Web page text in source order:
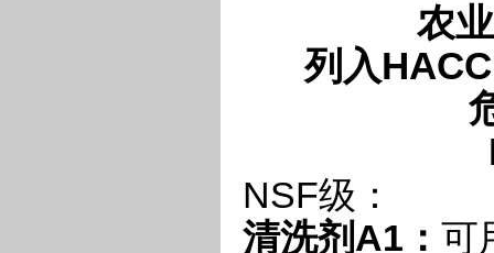
农
列入
NSF级：
清洗剂 A1 ： 可